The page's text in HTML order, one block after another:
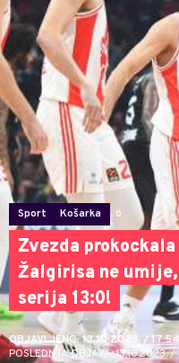
Sport Košarka 0
Zvezda
Žalgirisa ne
serija 13:0!
OBJAVLJENO: 13.10.2023. / 17:54
POSLEDNJA OBJAVA: 13.10.2023. /